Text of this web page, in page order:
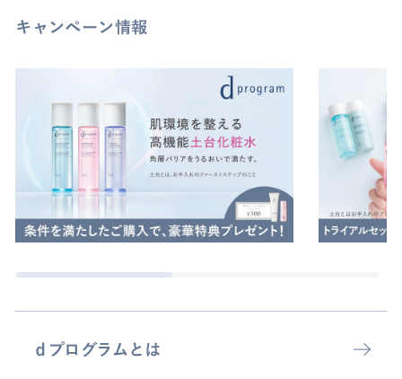
アレルバリア
その他
花粉や季節の変わり目の肌荒れ
唇や頭皮のあれ・乾燥
キャンペーン情報
ｄプログラムとは